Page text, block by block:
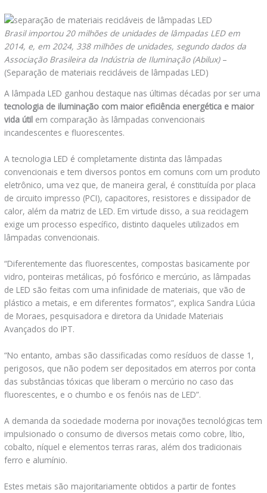
Brasil importou 20 milhões de unidades de lâmpadas LED em
2014, e, em 2024, 338 milhões de unidades, segundo dados da
Associação Brasileira da Indústria de Iluminação (Abilux)–
(Separação de materiais recicláveis de lâmpadas LED)
A lâmpada LED ganhou destaque nas últimas décadas por ser uma
tecnologia de iluminação com maior eficiência energética e maior
vida útil em comparação às lâmpadas convencionais
incandescentes e fluorescentes.
A tecnologia LED é completamente distinta das lâmpadas
convencionais e tem diversos pontos em comuns com um produto
eletrônico, uma vez que, de maneira geral, é constituída por placa
de circuito impresso (PCI), capacitores, resistores e dissipador de
calor, além da matriz de LED. Em virtude disso, a sua reciclagem
exige um processo específico, distinto daqueles utilizados em
lâmpadas convencionais.
“Diferentemente das fluorescentes, compostas basicamente por
vidro, ponteiras metálicas, pó fosfórico e mercúrio, as lâmpadas
de LED são feitas com uma infinidade de materiais, que vão de
plástico a metais, e em diferentes formatos”, explica Sandra Lúcia
de Moraes, pesquisadora e diretora da Unidade Materiais
Avançados do IPT.
“No entanto, ambas são classificadas como resíduos de classe 1,
perigosos, que não podem ser depositados em aterros por conta
das substâncias tóxicas que liberam o mercúrio no caso das
fluorescentes, e o chumbo e os fenóis nas de LED”.
A demanda da sociedade moderna por inovações tecnológicas tem
impulsionado o consumo de diversos metais como cobre, lítio,
cobalto, níquel e elementos terras raras, além dos tradicionais
ferro e alumínio.
Estes metais são majoritariamente obtidos a partir de fontes